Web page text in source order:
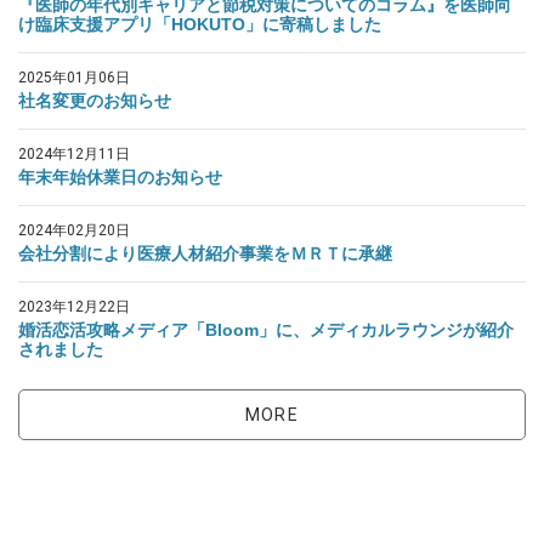
『医師の年代別キャリアと節税対策についてのコラム』を医師向
け臨床支援アプリ「HOKUTO」に寄稿しました
2025年01月06日
社名変更のお知らせ
2024年12月11日
年末年始休業日のお知らせ
2024年02月20日
会社分割により医療人材紹介事業をＭＲＴに承継
2023年12月22日
婚活恋活攻略メディア「Bloom」に、メディカルラウンジが紹介
されました
MORE